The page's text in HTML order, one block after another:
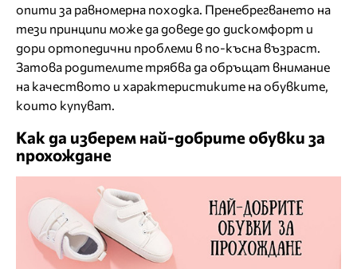
опити за равномерна походка. Пренебрегването на
тези принципи може да доведе до дискомфорт и
дори ортопедични проблеми в по-късна възраст.
Затова родителите трябва да обръщат внимание
на качеството и характеристиките на обувките,
които купуват.
Как да изберем най-добрите обувки за
прохождане